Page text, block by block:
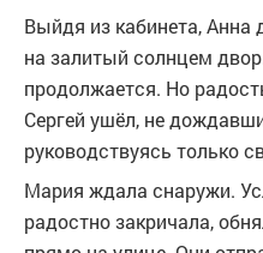
Выйдя из кабинета, Анна
на залитый солнцем
продолжается. Но
Сергей ушёл, не
руководствуясь только
Мария ждала снаружи.
радостно закричала,